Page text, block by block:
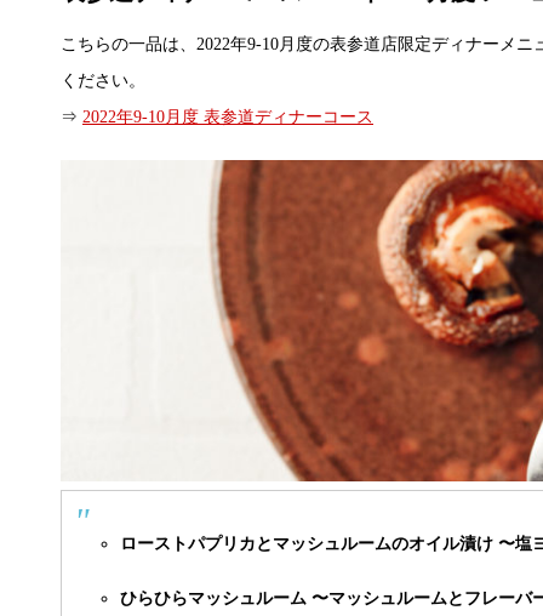
こちらの一品は、2022年9-10月度の表参道店限定ディナーメ
ください。
⇒ 2022年9-10月度 表参道ディナーコース
ローストパプリカとマッシュルームのオイル漬け 〜塩
ひらひらマッシュルーム 〜マッシュルームとフレーバ